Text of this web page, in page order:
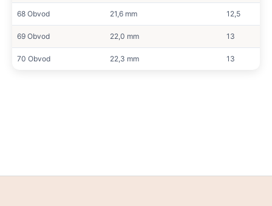
68 Obvod 21,6 mm 12,5
69 Obvod 22,0 mm 13
70 Obvod 22,3 mm 13